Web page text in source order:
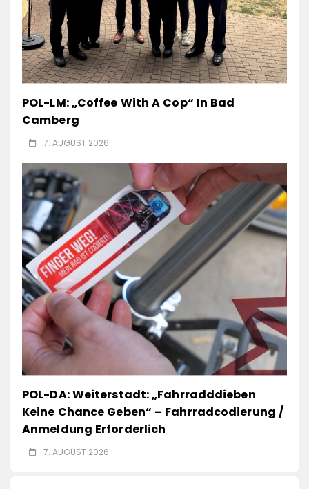
POL-LM: „Coffee With A Cop“ In Bad
Camberg
7. AUGUST 2026
POL-DA: Weiterstadt: „Fahrradddieben
Keine Chance Geben“ – Fahrradcodierung /
Anmeldung Erforderlich
7. AUGUST 2026